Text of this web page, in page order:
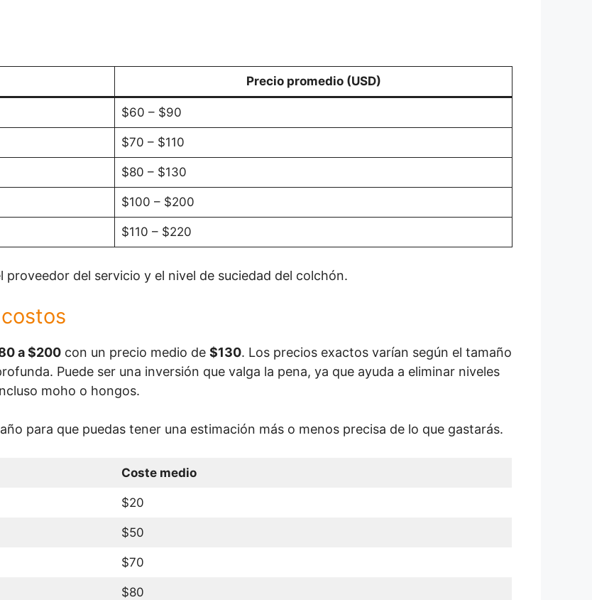
Precio promedio (USD)
$60 – $90
$70 – $110
$80 – $130
$100 – $200
$110 – $220
del servicio y el nivel de suciedad del colchón.
a $200 con un precio medio de $130. Los precios exactos varían según el tamaño
Puede ser una inversión que valga la pena, ya que ayuda a eliminar niveles
moho o hongos.
para que puedas tener una estimación más o menos precisa de lo que gastarás.
Coste medio
$20
$50
$70
$80